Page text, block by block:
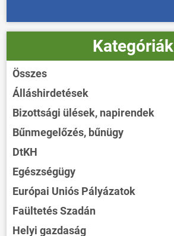
Kategóriák
Összes
Álláshirdetések
Bizottsági ülések, napirendek
Bűnmegelőzés, bűnügy
DtKH
Egészségügy
Európai Uniós Pályázatok
Faültetés Szadán
Helyi gazdaság